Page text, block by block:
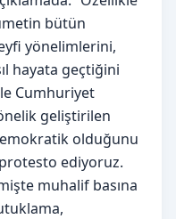
bütün
yönelimlerini,
hayata geçtiğini
Cumhuriyet
geliştirilen
olduğunu
ediyoruz.
muhalif basına